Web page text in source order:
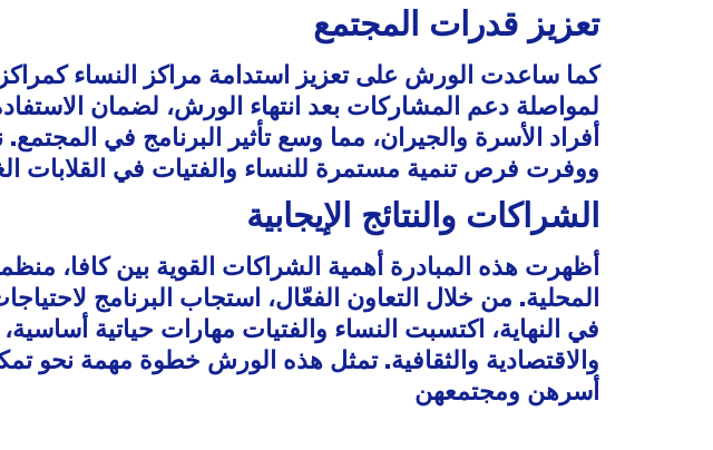
تعزيز قدرات المجتمع
كما ساعدت الورش على تعزيز استدامة مراكز النساء كمراكز
لمواصلة دعم المشاركات بعد انتهاء الورش، لضمان
أفراد الأسرة والجيران، مما وسع تأثير البرنامج في
ووفرت فرص تنمية مستمرة للنساء والفتيات في القلابات
الشراكات والنتائج الإيجابية
أظهرت هذه المبادرة أهمية الشراكات القوية بين كافا،
المحلية. من خلال التعاون الفعّال، استجاب البرنامج
في النهاية، اكتسبت النساء والفتيات مهارات حياتية
والاقتصادية والثقافية. تمثل هذه الورش خطوة مهمة نحو
أسرهن ومجتمعهن